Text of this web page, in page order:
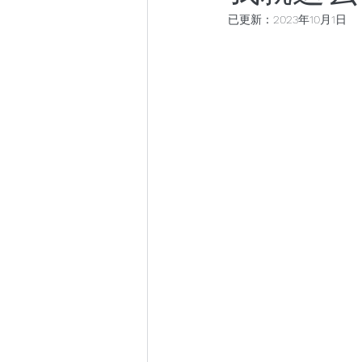
小众社群 跨年演讲
已更新： 2023年10月1日